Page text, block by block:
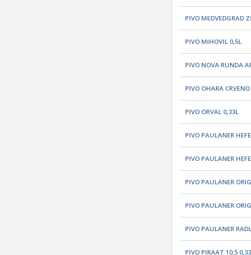
PIVO MEDVEDGRAD
PIVO MIHOVIL 0,5L
PIVO NOVA RUNDA
PIVO OHARA
PIVO ORVAL 0,33L
PIVO PAULANER
PIVO PAULANER
PIVO PAULANER
PIVO PAULANER
PIVO PAULANER
PIVO PIRAAT 10,5